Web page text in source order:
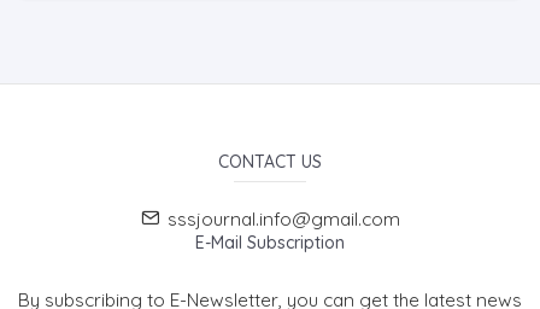
CONTACT US
sssjournal.info@gmail.com
E-Mail Subscription
By subscribing to E-Newsletter, you can get the latest news